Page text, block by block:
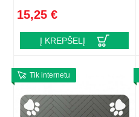
15,25 €
Į KREPŠELĮ
Tik internetu